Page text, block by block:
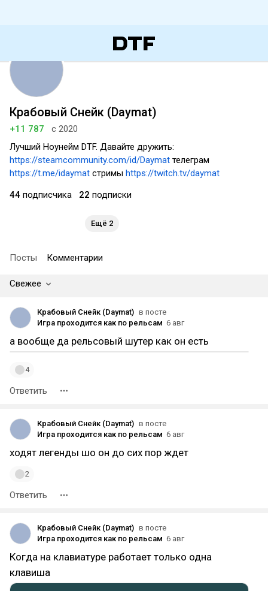
Крабовый Снейк (Daymat)
+11 787
с 2020
Лучший Ноунейм DTF. Давайте дружить:
https://steamcommunity.com/id/Daymat телеграм
https://t.me/idaymat стримы https://twitch.tv/daymat
44 подписчика 22 подписки
Ещё 2
Посты Комментарии
Свежее
Крабовый Снейк (Daymat) в посте
Игра проходится как по рельсам 6 авг
а вообще да рельсовый шутер как он есть
4
Ответить
Крабовый Снейк (Daymat) в посте
Игра проходится как по рельсам 6 авг
ходят легенды шо он до сих пор ждет
2
Ответить
Крабовый Снейк (Daymat) в посте
Игра проходится как по рельсам 6 авг
Когда на клавиатуре работает только одна
клавиша